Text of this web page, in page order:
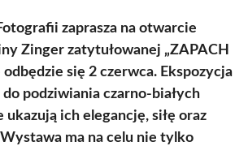
zaprasza na otwarcie
Zinger zatytułowanej „ZAPACH
się 2 czerwca. Ekspozycja
podziwiania czarno-białych
ich elegancję, siłę oraz
ma na celu nie tylko